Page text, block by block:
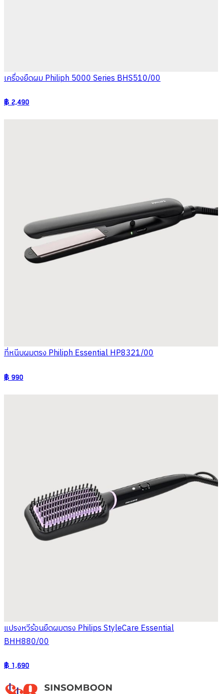
เครื่องยืดผม Philiph 5000 Series BHS510/00
฿ 2,490
ที่หนีบผมตรง Philiph Essential HP8321/00
฿ 990
แปรงหวีร้อนยืดผมตรง Philips StyleCare Essential
BHH880/00
฿ 1,690